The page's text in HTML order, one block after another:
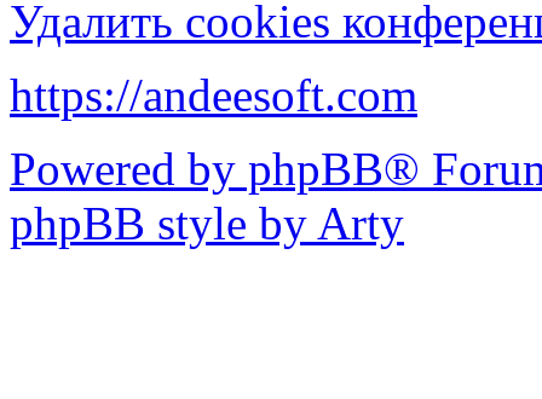
Удалить cookies
https://andeesoft.com
Powered by phpBB®
phpBB style by Arty